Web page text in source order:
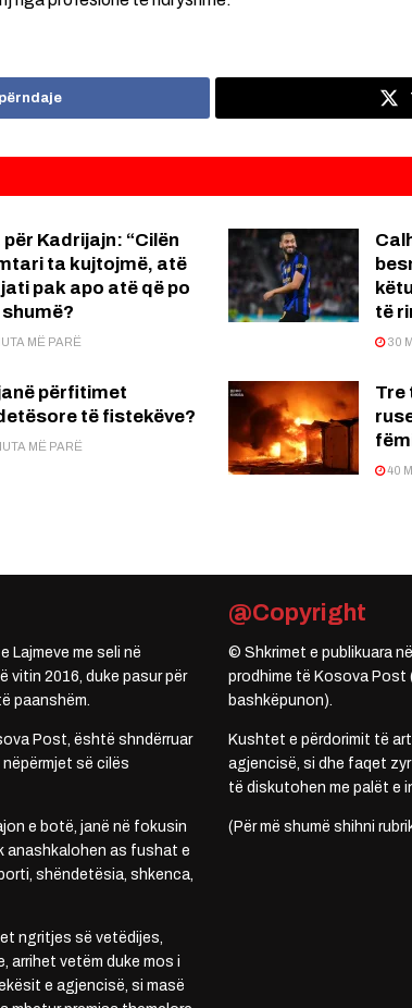
për Kadrijajn: “Cilën
ta kujtojmë, atë
pak apo atë që po
MË PARË
të
30
përfitimet
të fistekëve?
MË PARË
Tre
40
Lajmeve me seli në
vitin 2016, duke pasur për
paanshëm.
Post, është shndërruar
së cilës
e botë, janë në fokusin
anashkalohen as fushat e
shëndetësia, shkenca,
ngritjes së vetëdijes,
arrihet vetëm duke mos i
e agjencisë, si masë
@Copyright
© Shkrimet e publikuara
prodhime të Kosova Post
bashkëpunon).
Kushtet e përdorimit të
agjencisë, si dhe faqet
të diskutohen me palët e
(Për më shumë shihni